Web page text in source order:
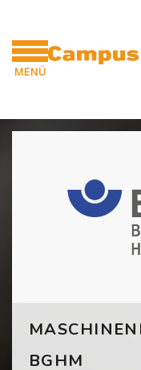
MENÜ
Zum Hauptinhalt
Blöcke
BGHM